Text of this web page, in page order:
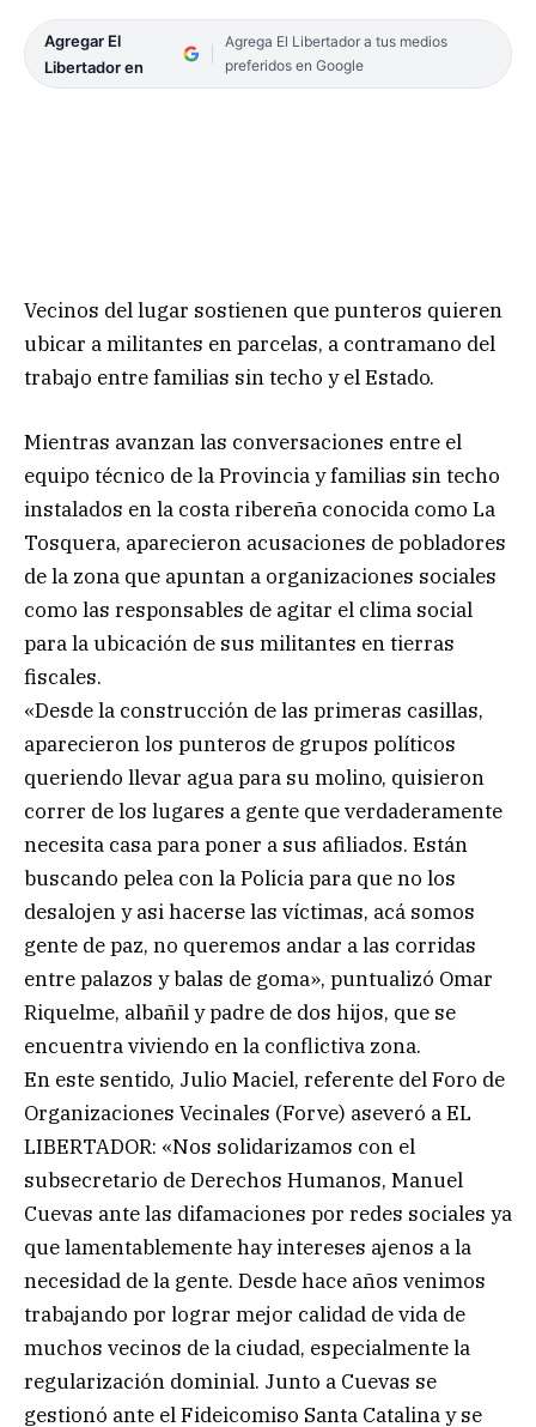
Agregar El
Libertador en
Agrega El Libertador a tus medios
preferidos en Google
Vecinos del lugar sostienen que punteros quieren
ubicar a militantes en parcelas, a contramano del
trabajo entre familias sin techo y el Estado.
Mientras avanzan las conversaciones entre el
equipo técnico de la Provincia y familias sin techo
instalados en la costa ribereña conocida como La
Tosquera, aparecieron acusaciones de pobladores
de la zona que apuntan a organizaciones sociales
como las responsables de agitar el clima social
para la ubicación de sus militantes en tierras
fiscales.
«Desde la construcción de las primeras casillas,
aparecieron los punteros de grupos políticos
queriendo llevar agua para su molino, quisieron
correr de los lugares a gente que verdaderamente
necesita casa para poner a sus afiliados. Están
buscando pelea con la Policia para que no los
desalojen y asi hacerse las víctimas, acá somos
gente de paz, no queremos andar a las corridas
entre palazos y balas de goma», puntualizó Omar
Riquelme, albañil y padre de dos hijos, que se
encuentra viviendo en la conflictiva zona.
En este sentido, Julio Maciel, referente del Foro de
Organizaciones Vecinales (Forve) aseveró a EL
LIBERTADOR: «Nos solidarizamos con el
subsecretario de Derechos Humanos, Manuel
Cuevas ante las difamaciones por redes sociales ya
que lamentablemente hay intereses ajenos a la
necesidad de la gente. Desde hace años venimos
trabajando por lograr mejor calidad de vida de
muchos vecinos de la ciudad, especialmente la
regularización dominial. Junto a Cuevas se
gestionó ante el Fideicomiso Santa Catalina y se